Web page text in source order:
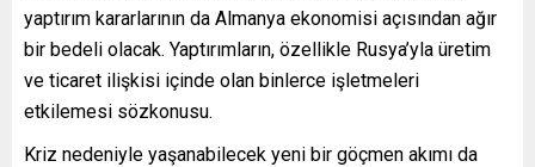
yaptırım kararlarının da Almanya ekonomisi açısından ağır
bir bedeli olacak. Yaptırımların, özellikle Rusya’yla üretim
ve ticaret ilişkisi içinde olan binlerce işletmeleri
etkilemesi sözkonusu.
Kriz nedeniyle yaşanabilecek yeni bir göçmen akımı da